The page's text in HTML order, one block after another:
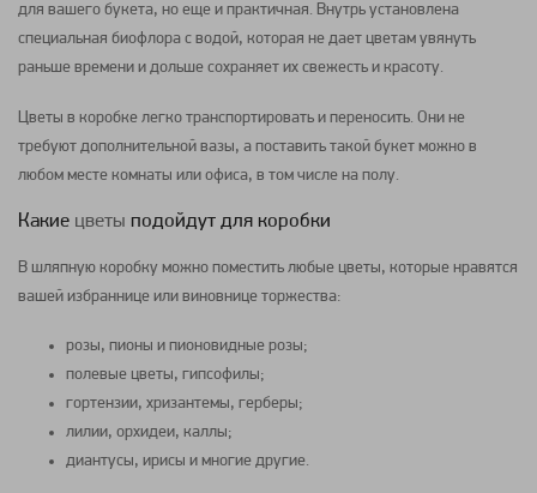
для вашего букета, но еще и практичная. Внутрь установлена
специальная биофлора с водой, которая не дает цветам увянуть
раньше времени и дольше сохраняет их свежесть и красоту.
Цветы в коробке легко транспортировать и переносить. Они не
требуют дополнительной вазы, а поставить такой букет можно в
любом месте комнаты или офиса, в том числе на полу.
Какие цветы подойдут для коробки
В шляпную коробку можно поместить любые цветы, которые нравятся
вашей избраннице или виновнице торжества:
розы, пионы и пионовидные розы;
полевые цветы, гипсофилы;
гортензии, хризантемы, герберы;
лилии, орхидеи, каллы;
диантусы, ирисы и многие другие.